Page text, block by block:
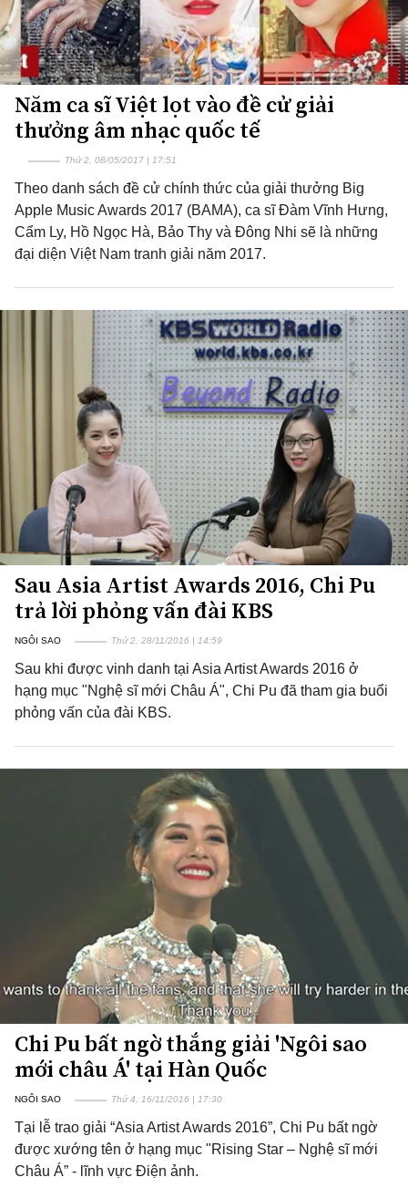
Năm ca sĩ Việt lọt vào đề cử giải
thưởng âm nhạc quốc tế
Thứ 2, 08/05/2017 | 17:51
Theo danh sách đề cử chính thức của giải thưởng Big
Apple Music Awards 2017 (BAMA), ca sĩ Đàm Vĩnh Hưng,
Cẩm Ly, Hồ Ngọc Hà, Bảo Thy và Đông Nhi sẽ là những
đại diện Việt Nam tranh giải năm 2017.
Sau Asia Artist Awards 2016, Chi Pu
trả lời phỏng vấn đài KBS
NGÔI SAO Thứ 2, 28/11/2016 | 14:59
Sau khi được vinh danh tại Asia Artist Awards 2016 ở
hạng mục "Nghệ sĩ mới Châu Á", Chi Pu đã tham gia buổi
phỏng vấn của đài KBS.
Chi Pu bất ngờ thắng giải 'Ngôi sao
mới châu Á' tại Hàn Quốc
NGÔI SAO Thứ 4, 16/11/2016 | 17:30
Tại lễ trao giải “Asia Artist Awards 2016”, Chi Pu bất ngờ
được xướng tên ở hạng mục "Rising Star – Nghệ sĩ mới
Châu Á” - lĩnh vực Điện ảnh.